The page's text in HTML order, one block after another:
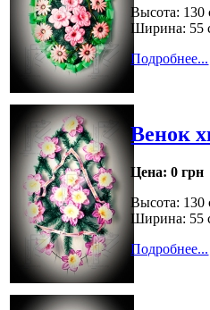
Высота: 130
Ширина: 55
Подробнее...
Венок
Цена: 0 грн
Высота: 130
Ширина: 55
Подробнее...